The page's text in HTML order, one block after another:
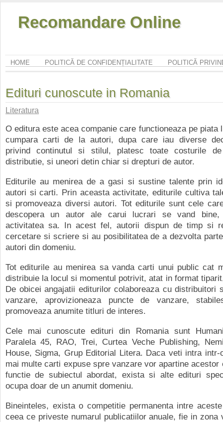
Recomandare Online
HOME POLITICĂ DE CONFIDENȚIALITATE POLITICĂ
Edituri cunoscute in Romania
Literatura
O editura este acea companie care functioneaza pe piata
cumpara carti de la autori, dupa care iau diverse
privind continutul si stilul, platesc toate costurile
distributie, si uneori detin chiar si drepturi de autor.
Editurile au menirea de a gasi si sustine talente prin
autori si carti. Prin aceasta activitate, editurile cultiva
si promoveaza diversi autori. Tot editurile sunt cele
descopera un autor ale carui lucrari se vand
activitatea sa. In acest fel, autorii dispun de timp si
cercetare si scriere si au posibilitatea de a dezvolta
autori din domeniu.
Tot editurile au menirea sa vanda carti unui public cat
distribuie la locul si momentul potrivit, atat in format
De obicei angajatii editurilor colaboreaza cu distribuitori
vanzare, aprovizioneaza puncte de vanzare,
promoveaza anumite titluri de interes.
Cele mai cunoscute edituri din Romania sunt
Paralela 45, RAO, Trei, Curtea Veche Publishing,
House, Sigma, Grup Editorial Litera. Daca veti intra
mai multe carti expuse spre vanzare vor apartine acestor
functie de subiectul abordat, exista si alte edituri
ocupa doar de un anumit domeniu.
Bineinteles, exista o competitie permanenta intre
ceea ce priveste numarul publicatiilor anuale, fie in zona